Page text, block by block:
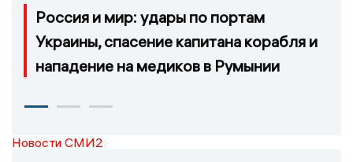
Россия и мир: удары по портам
Украины, спасение капитана корабля и
нападение на медиков в Румынии
Новости СМИ2